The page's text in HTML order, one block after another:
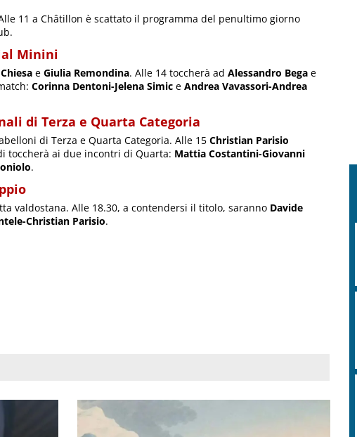
11 a Châtillon è scattato il programma del penultimo giorno
Minini
e Giulia Remondina. Alle 14 toccherà ad Alessandro Bega e
Corinna Dentoni-Jelena Simic e Andrea Vavassori-Andrea
di Terza e Quarta Categoria
di Terza e Quarta Categoria. Alle 15 Christian Parisio
toccherà ai due incontri di Quarta: Mattia Costantini-Giovanni
.
valdostana. Alle 18.30, a contendersi il titolo, saranno Davide
Christian Parisio.